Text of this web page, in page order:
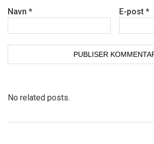
Navn * E-post*
No related posts.